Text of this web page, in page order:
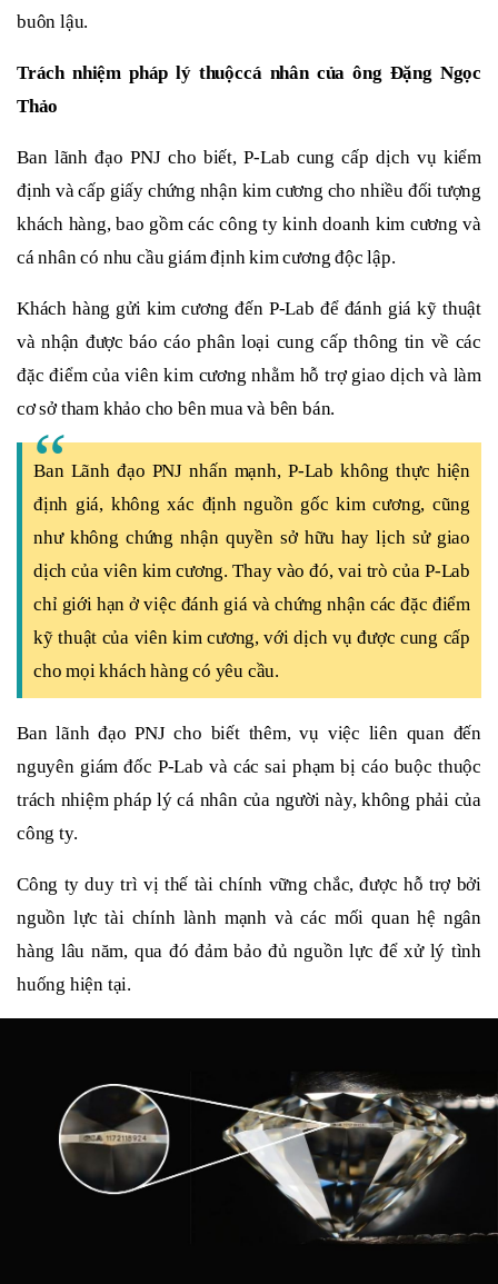
buôn lậu.
Trách nhiệm pháp lý thuộccá nhân của ông Đặng Ngọc
Thảo
Ban lãnh đạo PNJ cho biết,P-Lab cung cấp dịch vụ kiểm
định và cấp giấy chứng nhận kim cương cho nhiều đối tượng
khách hàng, bao gồm các công ty kinh doanh kim cương và
cá nhân có nhu cầu giám định kim cương độc lập.
Khách hàng gửi kim cương đến P-Lab để đánh giá kỹ thuật
và nhận được báo cáo phân loại cung cấp thông tin về các
đặc điểm của viên kim cương nhằm hỗ trợ giao dịch và làm
cơ sở tham khảo cho bên mua và bên bán.
Ban Lãnh đạo PNJ nhấn mạnh,P-Lab không thực hiện
định giá, không xác định nguồn gốc kim cương, cũng
như không chứng nhận quyền sở hữu hay lịch sử giao
dịch của viên kim cương. Thay vào đó, vai trò của P-Lab
chỉ giới hạn ở việc đánh giá và chứng nhận các đặc điểm
kỹ thuật của viên kim cương, với dịch vụ được cung cấp
cho mọi khách hàng có yêu cầu.
Banlãnh đạoPNJ cho biết thêm,vụ việc liên quan đến
nguyên giám đốc P-Lab và các sai phạm bị cáo buộc thuộc
trách nhiệm pháp lý cá nhân của người này, không phải của
công ty.
Công ty duy trì vị thế tài chính vững chắc, được hỗ trợ bởi
nguồn lực tài chính lành mạnh và các mối quan hệ ngân
hàng lâu năm, qua đó đảm bảo đủ nguồn lực để xử lý tình
huống hiện tại.